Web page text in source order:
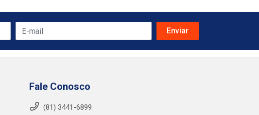
Fale Conosco
(81) 3441-6899